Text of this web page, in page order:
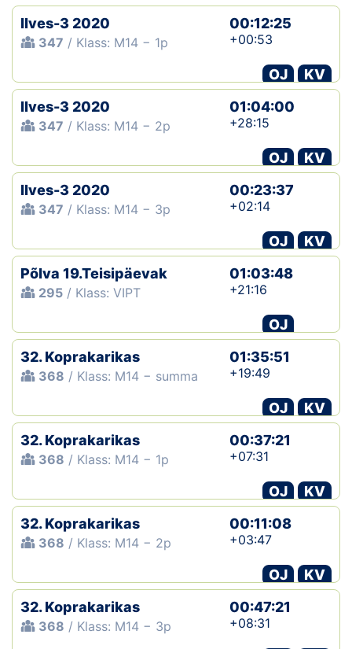
Ilves-3 2020
347 / Klass: M14 − 1p
00:12:25
+00:53
OJ
KV
Ilves-3 2020
347 / Klass: M14 − 2p
01:04:00
+28:15
OJ
KV
Ilves-3 2020
347 / Klass: M14 − 3p
00:23:37
+02:14
OJ
KV
Põlva 19.Teisipäevak
295 / Klass: VIPT
01:03:48
+21:16
OJ
32. Koprakarikas
368 / Klass: M14 − summa
01:35:51
+19:49
OJ
KV
32. Koprakarikas
368 / Klass: M14 − 1p
00:37:21
+07:31
OJ
KV
32. Koprakarikas
368 / Klass: M14 − 2p
00:11:08
+03:47
OJ
KV
32. Koprakarikas
368 / Klass: M14 − 3p
00:47:21
+08:31